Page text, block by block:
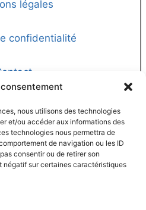
nous utilisons des technologies
et/ou accéder aux informations des
technologies nous permettra de
de navigation ou les ID
consentir ou de retirer son
sur certaines caractéristiques
légales
confidentialité
visiteurs